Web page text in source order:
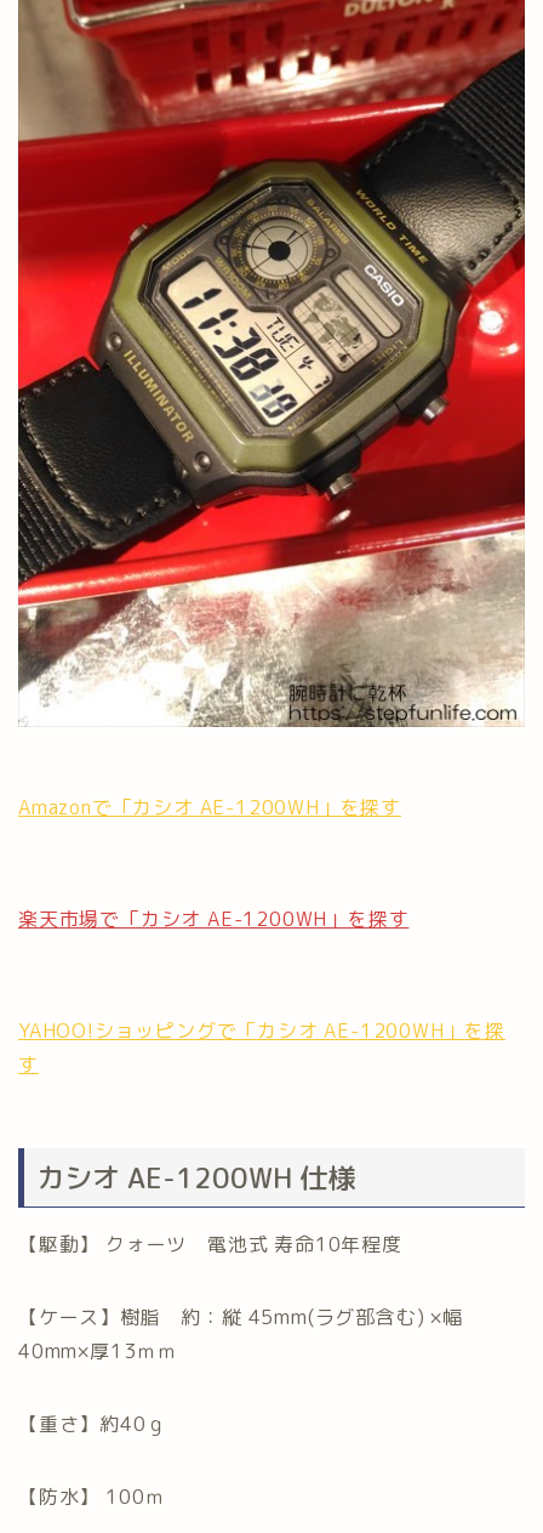
Amazonで「カシオ AE-1200WH」を探す
楽天市場で「カシオ AE-1200WH」を探す
YAHOO!ショッピングで「カシオ AE-1200WH」を探
す
カシオ AE-1200WH 仕様
【駆動】 クォーツ 電池式 寿命10年程度
【ケース】樹脂 約：縦 45mm(ラグ部含む) ×幅
40mm×厚13ｍｍ
【重さ】約40ｇ
【防水】 100ｍ